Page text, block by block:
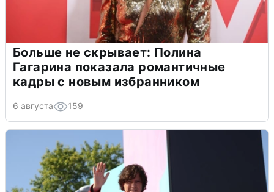
Больше не скрывает: Полина
Гагарина показала романтичные
кадры с новым избранником
6 августа 159